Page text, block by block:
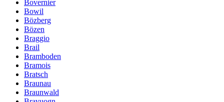
Bovernier
Bowil
Bözberg
Bözen
Braggio
Brail
Bramboden
Bramois
Bratsch
Braunau
Braunwald